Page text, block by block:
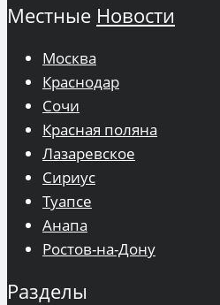
Местные Новости
Москва
Краснодар
Сочи
Красная поляна
Лазаревское
Сириус
Туапсе
Анапа
Ростов-на-Дону
Разделы